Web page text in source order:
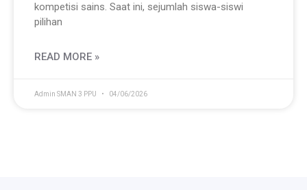
kompetisi sains. Saat ini, sejumlah siswa-siswi
pilihan
READ MORE »
Admin SMAN 3 PPU 04/06/2026